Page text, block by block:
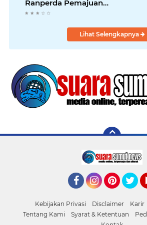
Ranperda Pemajuan
Kebudayaan Daerah
Lihat Selengkapnya
Kebijakan Privasi Disclaimer Karir
Tentang Kami
Syarat & Ketentuan